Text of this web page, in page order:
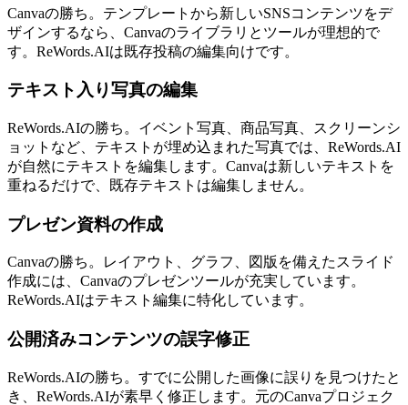
Canvaの勝ち。テンプレートから新しいSNSコンテンツをデ
ザインするなら、Canvaのライブラリとツールが理想的で
す。ReWords.AIは既存投稿の編集向けです。
テキスト入り写真の編集
ReWords.AIの勝ち。イベント写真、商品写真、スクリーンシ
ョットなど、テキストが埋め込まれた写真では、ReWords.AI
が自然にテキストを編集します。Canvaは新しいテキストを
重ねるだけで、既存テキストは編集しません。
プレゼン資料の作成
Canvaの勝ち。レイアウト、グラフ、図版を備えたスライド
作成には、Canvaのプレゼンツールが充実しています。
ReWords.AIはテキスト編集に特化しています。
公開済みコンテンツの誤字修正
ReWords.AIの勝ち。すでに公開した画像に誤りを見つけたと
き、ReWords.AIが素早く修正します。元のCanvaプロジェク